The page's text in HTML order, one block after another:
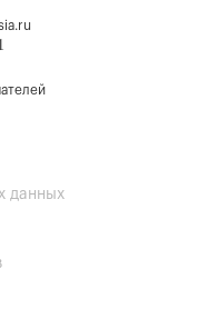
данных